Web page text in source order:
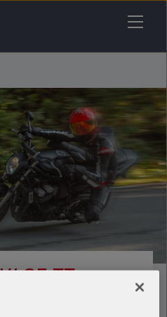
TT